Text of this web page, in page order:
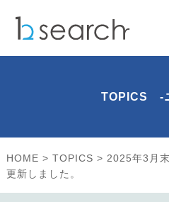
TOPICS -
HOME > TOPICS > 2025年3月
更新しました。